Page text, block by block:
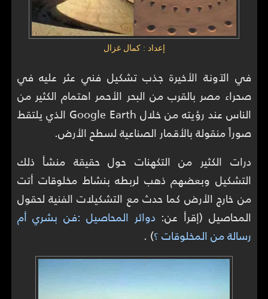
إعداد : كمال غزال
في الآونة الأخيرة جذب تشكيل فني عثر عليه في
صحراء مصر بالقرب من البحر الأحمر اهتمام الكثير من
الناس عند رؤيته من خلال Google Earth الذي يلتقط
صوراً منقولة بالأقمار الصناعية لسطح الأرض.
درات الكثير من التكهنات حول حقيقة منشأ ذلك
التشكيل وبعضهم ذهب لربطه بنشاط مخلوقات أتت
من خارج الأرض كما حدث مع التشكيلات الفنية لحقول
المحاصيل (إقرأ عن: دوائر المحاصيل :فن بشري أم
رسالة من المخلوقات ؟) .